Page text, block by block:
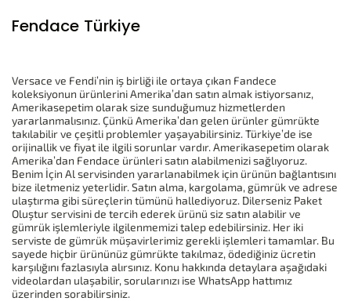
Fendace Türkiye
Versace ve Fendi’nin iş birliği ile ortaya çıkan Fandece
koleksiyonun ürünlerini Amerika’dan satın almak istiyorsanız,
Amerikasepetim olarak size sunduğumuz hizmetlerden
yararlanmalısınız. Çünkü Amerika’dan gelen ürünler gümrükte
takılabilir ve çeşitli problemler yaşayabilirsiniz. Türkiye’de ise
orijinallik ve fiyat ile ilgili sorunlar vardır. Amerikasepetim olarak
Amerika’dan Fendace ürünleri satın alabilmenizi sağlıyoruz.
Benim İçin Al servisinden yararlanabilmek için ürünün bağlantısını
bize iletmeniz yeterlidir. Satın alma, kargolama, gümrük ve adrese
ulaştırma gibi süreçlerin tümünü hallediyoruz. Dilerseniz Paket
Oluştur servisini de tercih ederek ürünü siz satın alabilir ve
gümrük işlemleriyle ilgilenmemizi talep edebilirsiniz. Her iki
serviste de gümrük müşavirlerimiz gerekli işlemleri tamamlar. Bu
sayede hiçbir ürününüz gümrükte takılmaz, ödediğiniz ücretin
karşılığını fazlasıyla alırsınız. Konu hakkında detaylara aşağıdaki
videolardan ulaşabilir, sorularınızı ise WhatsApp hattımız
üzerinden sorabilirsiniz.